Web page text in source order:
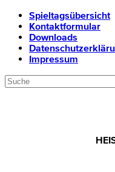
Spieltagsübersicht
Kontaktformular
Downloads
Impressum